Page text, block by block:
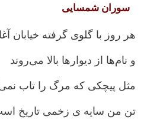
سوران شمسایی
هر روزبا گلوی گرفته خیابان
و نام‌ها از دیوارها بالا می‌روند
مثل پیچکی که مرگ را تاب
تن من سایه ی زخمی تاریخ است